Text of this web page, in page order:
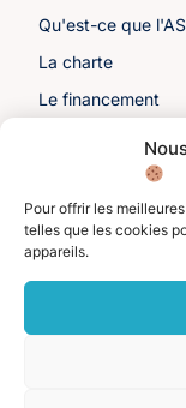
Pour offrir les
telles que les cookies
appareils.
Qu'est-ce que
La charte
Le financement
Les sénateurs
Autre liens
Toutes les
Contactez-nous